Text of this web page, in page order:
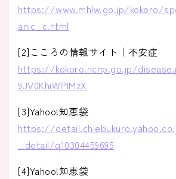
https://www.mhlw.go.jp/kokoro/
anic_c.html
[2]こころの情報サイト｜不安症
https://kokoro.ncnp.go.jp/
9JV0KhiWPIMzX
[3]Yahoo!知恵袋
https://
_detail/q10304459695
[4]Yahoo!知恵袋